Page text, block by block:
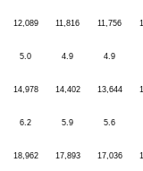
12,089 11,816 11,756
5.0 4.9 4.9
14,978 14,402 13,644
6.2 5.9 5.6
18,962 17,893 17,036